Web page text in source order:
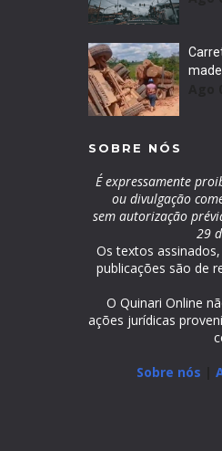
SOBRE NÓS
É expressamente
ou divulgação
sem autorização
29
Os textos
publicações são de
O Quinari Online
ações jurídicas
Sobre nós |